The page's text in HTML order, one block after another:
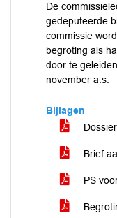
De
gedeputeerde
commissie
begroting als
door te
november a.s.
Bijlagen
Brief
PS